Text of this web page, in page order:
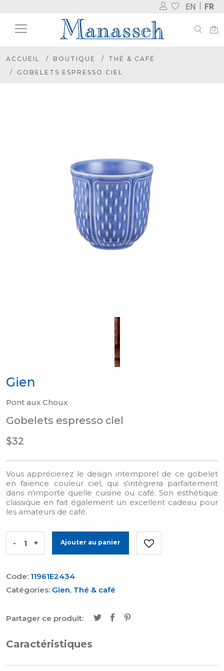
EN FR
ACCUEIL BOUTIQUE
THÉ & CAFÉ
GOBELETS ESPRESSO CIEL
Gien
Pont aux Choux
Gobelets espresso ciel
$32
Vous apprécierez le design intemporel de ce gobelet
en faïence couleur ciel, qui s'intègrera parfaitement
dans n'importe quelle cuisine ou café. Son esthétique
classique en fait également un excellent cadeau pour
les amateurs de café.
- + Ajouter au panier
Code: 11961E2434
Catégories: Gien, Thé & café
Partager ce produit:
Caractéristiques